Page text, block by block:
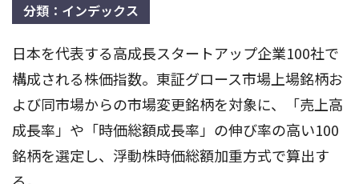
分類：インデックス
日本を代表する高成長スタートアップ企業100社で
構成される株価指数。東証グロース市場上場銘柄お
よび同市場からの市場変更銘柄を対象に、「売上高
成長率」や「時価総額成長率」の伸び率の高い100
銘柄を選定し、浮動株時価総額加重方式で算出す